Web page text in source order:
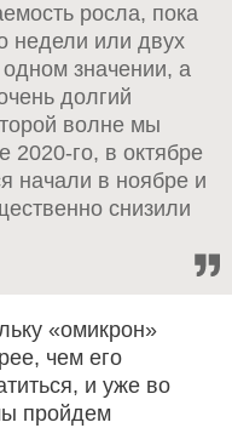
росла, пока
недели или двух
значении, а
долгий
волне мы
2020-го, в октябре
начали в ноябре и
снизили
«омикрон»
чем его
и уже во
пройдем